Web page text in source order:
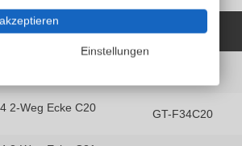
Art-Nr.
2-Weg Ecke C20
GT-F34C20
Einstellungen